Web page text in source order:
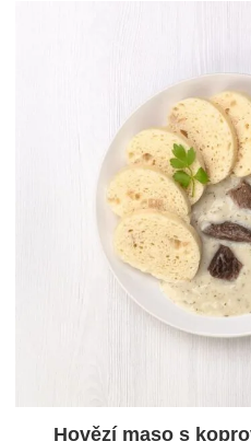
Hovězí maso s